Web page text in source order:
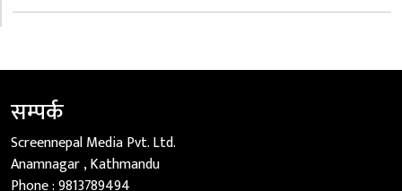
सम्पर्क
Screennepal Media Pvt. Ltd.
Anamnagar , Kathmandu
Phone :9813789494